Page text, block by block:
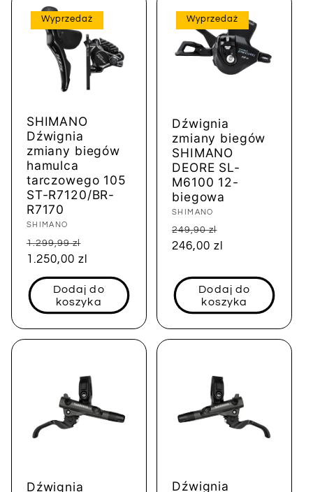
Wyprzedaż
SHIMANO
Dźwignia
zmiany biegów
hamulca
tarczowego 105
ST-R7120/BR-
R7170
Dostawca:
SHIMANO
Cena
regularna
1.299,99 zl
1.250,00 zl
Dodaj do
koszyka
Wyprzedaż
Dźwignia
zmiany biegów
SHIMANO
DEORE SL-
M6100 12-
biegowa
Dostawca:
SHIMANO
Cena
regularna
249,90 zl
246,00 zl
Dodaj do
koszyka
Dźwignia
Dźwignia